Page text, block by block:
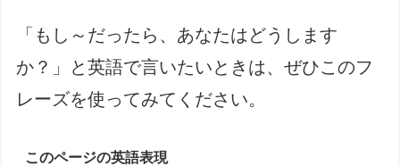
「もし～だったら、あなたはどうします
か？」と英語で言いたいときは、ぜひこのフ
レーズを使ってみてください。
このページの英語表現